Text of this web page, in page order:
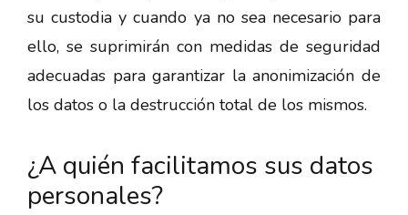
su custodia y cuando ya no sea necesario para
ello, se suprimirán con medidas de seguridad
adecuadas para garantizar la anonimización de
los datos o la destrucción total de los mismos.
¿A quién facilitamos sus datos
personales?